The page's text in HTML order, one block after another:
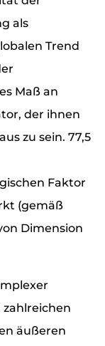
als
Trend
Maß an
der ihnen
zu sein. 77,5
Faktor
(gemäß
Dimension
zahlreichen
äußeren